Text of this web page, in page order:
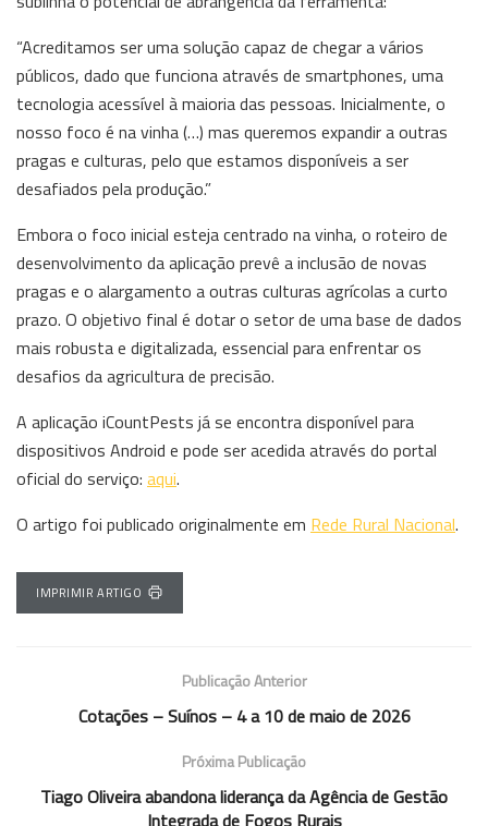
“Acreditamos ser uma solução capaz de chegar a vários
públicos, dado que funciona através de smartphones, uma
tecnologia acessível à maioria das pessoas. Inicialmente, o
nosso foco é na vinha (…) mas queremos expandir a outras
pragas e culturas, pelo que estamos disponíveis a ser
desafiados pela produção.”
Embora o foco inicial esteja centrado na vinha, o roteiro de
desenvolvimento da aplicação prevê a inclusão de novas
pragas e o alargamento a outras culturas agrícolas a curto
prazo. O objetivo final é dotar o setor de uma base de dados
mais robusta e digitalizada, essencial para enfrentar os
desafios da agricultura de precisão.
A aplicação iCountPests já se encontra disponível para
dispositivos Android e pode ser acedida através do portal
oficial do serviço: aqui.
O artigo foi publicado originalmente em Rede Rural Nacional.
IMPRIMIR ARTIGO
Publicação Anterior
Cotações – Suínos – 4 a 10 de maio de 2026
Próxima Publicação
Tiago Oliveira abandona liderança da Agência de Gestão
Integrada de Fogos Rurais